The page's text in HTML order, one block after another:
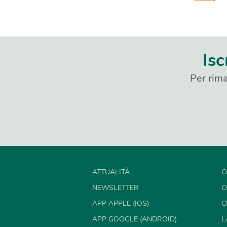
Per
ATTUALITÀ
NEWSLETTER
APP APPLE (IOS)
APP GOOGLE (ANDROID)